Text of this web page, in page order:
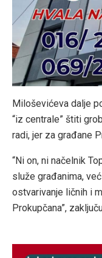
Miloševićeva dalje
“iz centrale” štiti
radi, jer za građane
“Ni on, ni načelnik
služe građanima,
ostvarivanje ličnih i
Prokupčana”,